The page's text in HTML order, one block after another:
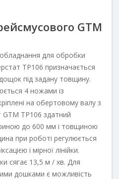
GTM
для обробки
TP106 призначається
під задану товщину.
4 ножами із
на обертовому валу з
TP106 здатний
до 600 мм і товщиною
при роботі регулюється
і мірної лінійки.
сягає 13,5 м / хв. Для
дошками є можливість